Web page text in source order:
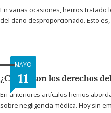
En varias ocasiones, hemos tratado
del daño desproporcionado. Esto
MAYO
11
¿Cuáles son los derechos
En anteriores artículos hemos
sobre negligencia médica. Hoy sin